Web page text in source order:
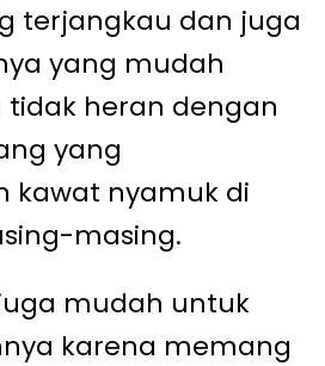
terjangkau dan juga
yang mudah
heran dengan
yang
kawat nyamuk di
masing.
mudah untuk
karena memang